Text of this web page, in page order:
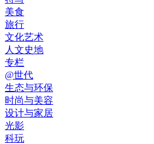
美食
旅行
文化艺术
人文史地
专栏
@世代
生态与环保
时尚与美容
设计与家居
光影
科玩